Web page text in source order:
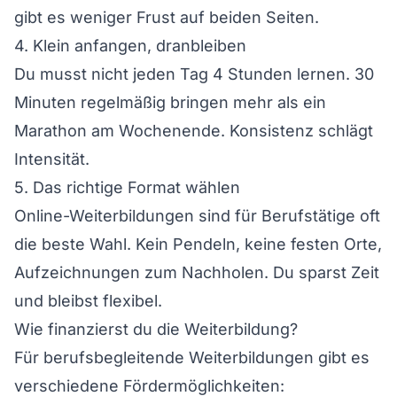
gibt es weniger Frust auf beiden Seiten.
4. Klein anfangen, dranbleiben
Du musst nicht jeden Tag 4 Stunden lernen. 30
Minuten regelmäßig bringen mehr als ein
Marathon am Wochenende. Konsistenz schlägt
Intensität.
5. Das richtige Format wählen
Online-Weiterbildungen sind für Berufstätige oft
die beste Wahl. Kein Pendeln, keine festen Orte,
Aufzeichnungen zum Nachholen. Du sparst Zeit
und bleibst flexibel.
Wie finanzierst du die Weiterbildung?
Für berufsbegleitende Weiterbildungen gibt es
verschiedene Fördermöglichkeiten: